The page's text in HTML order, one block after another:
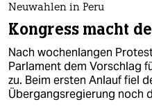
Neuwahlen in Peru
Kongress macht
Nach wochenlangen
Parlament dem Vorschlag
zu. Beim ersten Anlauf fiel
Übergangsregierung noch